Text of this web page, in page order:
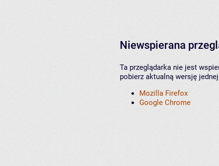
Niewspierana
Ta przeglądarka nie jest
pobierz aktualną wersję
Mozilla Firefox
Google Chrome